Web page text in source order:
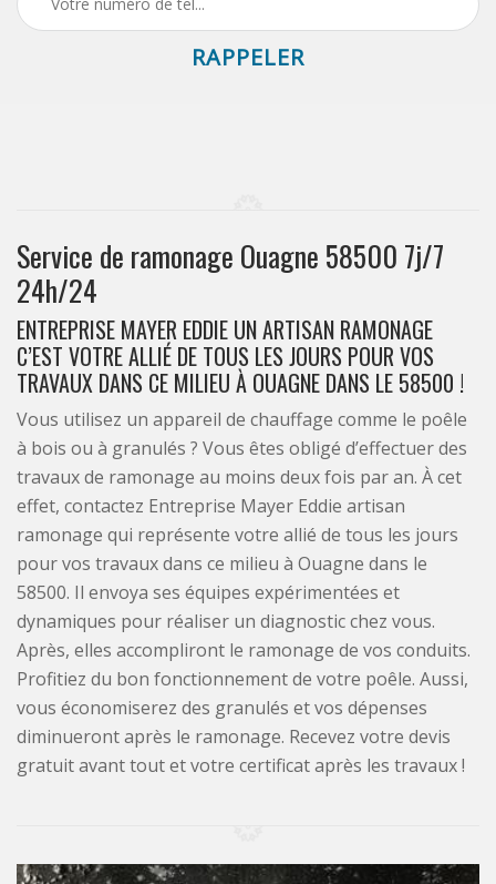
Service de ramonage Ouagne 58500 7j/7
24h/24
ENTREPRISE MAYER EDDIE UN ARTISAN RAMONAGE
C’EST VOTRE ALLIÉ DE TOUS LES JOURS POUR VOS
TRAVAUX DANS CE MILIEU À OUAGNE DANS LE 58500 !
Vous utilisez un appareil de chauffage comme le poêle
à bois ou à granulés ? Vous êtes obligé d’effectuer des
travaux de ramonage au moins deux fois par an. À cet
effet, contactez Entreprise Mayer Eddie artisan
ramonage qui représente votre allié de tous les jours
pour vos travaux dans ce milieu à Ouagne dans le
58500. Il envoya ses équipes expérimentées et
dynamiques pour réaliser un diagnostic chez vous.
Après, elles accompliront le ramonage de vos conduits.
Profitiez du bon fonctionnement de votre poêle. Aussi,
vous économiserez des granulés et vos dépenses
diminueront après le ramonage. Recevez votre devis
gratuit avant tout et votre certificat après les travaux !